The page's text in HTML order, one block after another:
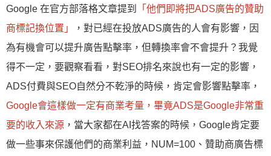
Google 在官方部落格文章提到
「他們即將把ADS廣告的贊助
商標記換位置」
，對已經在投放ADS廣告的人會有影響，因
為有機會可以提升廣告點擊率，但轉換率會不會提升？我覺
得不一定，要觀察看看，對SEO排名來說也有一定的影響，
ADS付費與SEO自然分不乾淨的時候，肯定會影響點擊率，
Google會這樣做一定有商業考量，畢竟ADS是Google非常重
要的收入來源 ，當大家都在AI找答案的時候，Google肯定要
做一些事來保護他們的商業利益，NUM=100、贊助商廣告標